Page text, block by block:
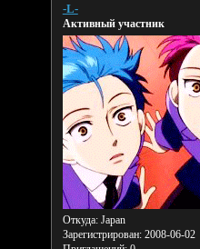
-L-
Активный участник
Откуда:Japan
Зарегистрирован: 2008-06-02